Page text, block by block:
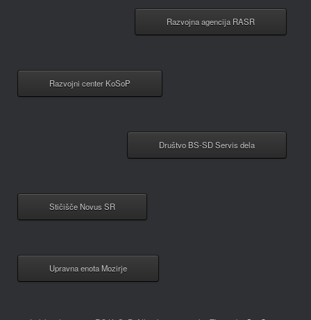
Razvojna agencija RASR
Razvojni center KoSoP
Društvo BS-SD Servis dela
Stičišče Novus SR
Upravna enota Mozirje